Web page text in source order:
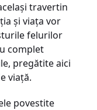
travertin
şi viaţa vor
felurilor
complet
pregătite aici
viaţă.
povestite